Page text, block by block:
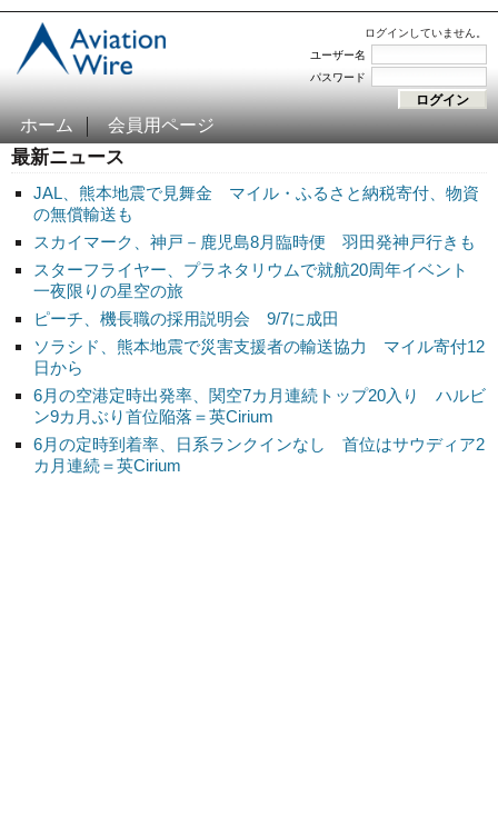
ログインしていません。
ユーザー名
パスワード
ホーム 会員用ページ
最新ニュース
JAL、熊本地震で見舞金 マイル・ふるさと納税寄付、物資
の無償輸送も
スカイマーク、神戸－鹿児島8月臨時便 羽田発神戸行きも
スターフライヤー、プラネタリウムで就航20周年イベント
一夜限りの星空の旅
ピーチ、機長職の採用説明会 9/7に成田
ソラシド、熊本地震で災害支援者の輸送協力 マイル寄付12
日から
6月の空港定時出発率、関空7カ月連続トップ20入り ハルビ
ン9カ月ぶり首位陥落＝英Cirium
6月の定時到着率、日系ランクインなし 首位はサウディア2
カ月連続＝英Cirium